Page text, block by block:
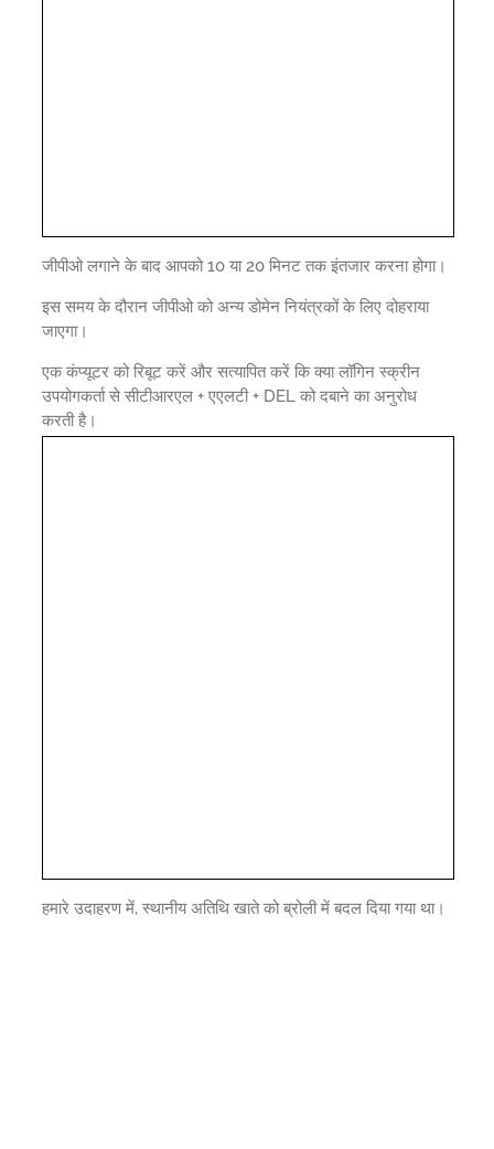
जीपीओ लगाने के बाद आपको 10 या 20 मिनट तक इंतजार करना होगा।
इस समय के दौरान जीपीओ को अन्य डोमेन नियंत्रकों के लिए दोहराया
जाएगा।
एक कंप्यूटर को रिबूट करें और सत्यापित करें कि क्या लॉगिन स्क्रीन
उपयोगकर्ता से सीटीआरएल + एएलटी + DEL को दबाने का अनुरोध
करती है।
हमारे उदाहरण में, स्थानीय अतिथि खाते को ब्रोली में बदल दिया गया था।